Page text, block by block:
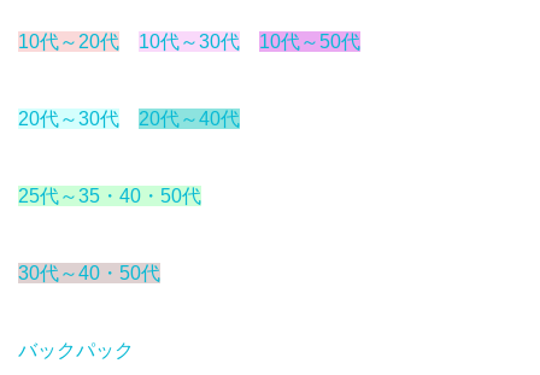
10代～20代 10代～30代 10代～50代
20代～30代 20代～40代
25代～35・40・50代
30代～40・50代
バックパック